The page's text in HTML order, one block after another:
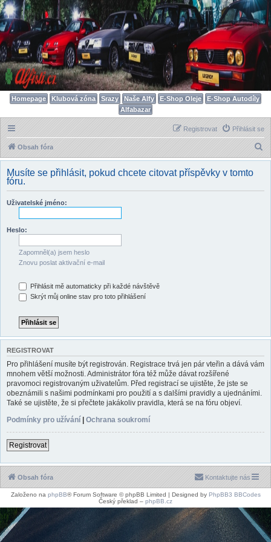
Homepage Klubová zóna Srazy Naše Alfy E-Shop Oleje
E-Shop Autodíly
Alfabazar
Přihlásit se
Registrovat
Obsah fóra
l
d
Musíte se přihlásit, pokud chcete citovat příspěvky v tomto
fóru.
Uživatelské jméno:
Heslo:
Zapomněl(a) jsem heslo
Znovu poslat aktivační e-mail
Přihlásit mě automaticky při každé návštěvě
Skrýt můj online stav pro toto přihlášení
REGISTROVAT
Pro přihlášení musíte být registrován. Registrace trvá jen pár vteřin a dává vám
mnohem větší možnosti. Administrátor fóra též může dávat rozšířené
pravomoci registrovaným uživatelům. Před registrací se ujistěte, že jste se
obeznámili s našimi podmínkami pro použití a s dalšími pravidly a ujednáními.
Také se ujistěte, že si přečtete jakákoliv pravidla, která se na fóru objeví.
Podmínky pro užívání
Ochrana soukromí
Registrovat
Obsah fóra Kontaktujte nás
Založeno na phpBB® Forum Software © phpBB Limited | Designed by PhpBB3 BBCodes
Český překlad – phpBB.cz